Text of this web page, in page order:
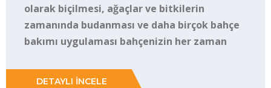
olarak biçilmesi, ağaçlar ve bitkilerin
zamanında budanması ve daha birçok bahçe
bakımı uygulaması bahçenizin her zaman
DETAYLI İNCELE